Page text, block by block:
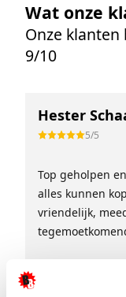
Wat onze
Onze
9/10
Hester
5/5
Top geholpen
alles kunnen
vriendelijk,